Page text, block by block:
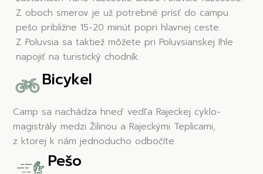
Z oboch smerov je už potrebné prísť do campu
pešo približne 15-20 minút popri hlavnej ceste.
Z Poluvsia sa taktiež môžete pri Poluvsianskej Ihle
napojiť na turistický chodník.
Bicykel
Camp sa nachádza hneď vedľa Rajeckej cyklo-
magistrály medzi Žilinou a Rajeckými Teplicami,
z ktorej k nám jednoducho odbočíte.
Pešo